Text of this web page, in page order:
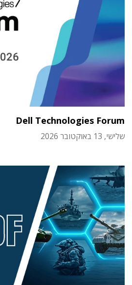
Dell Technologies Forum
שלישי, 13 באוקטובר 2026